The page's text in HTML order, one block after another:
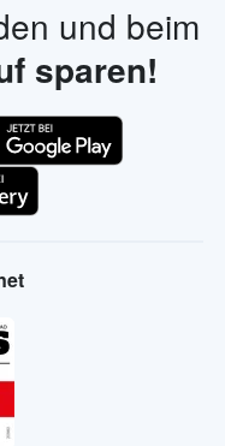
und beim
sparen!